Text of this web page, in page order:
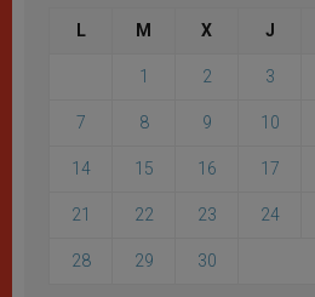
L M X J
1 2 3
7 8 9 10
14 15 16 17
21 22 23 24
28 29 30